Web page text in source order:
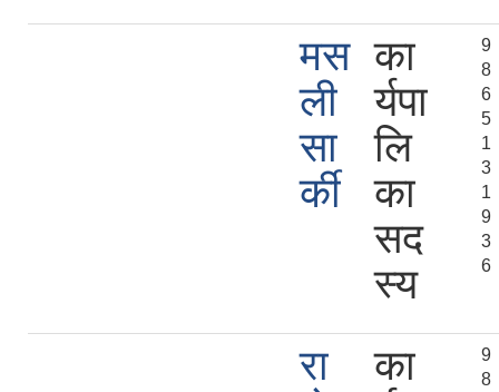
मस
ली
सा
र्की
का
र्यपा
लि
का
सद
स्य
9
8
6
5
1
3
1
9
3
6
रा
का
9
8